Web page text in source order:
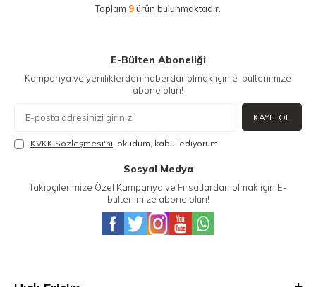
Toplam 9ürün bulunmaktadır.
E-Bülten Aboneliği
Kampanya ve yeniliklerden haberdar olmak için e-bültenimize
abone olun!
KAYIT OL
KVKK Sözleşmesi'ni, okudum, kabul ediyorum.
Sosyal Medya
Takipçilerimize Özel Kampanya ve Fırsatlardan olmak için E-
bültenimize abone olun!